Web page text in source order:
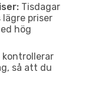
Tisdagar
priser
hög
kontrollerar
så att du